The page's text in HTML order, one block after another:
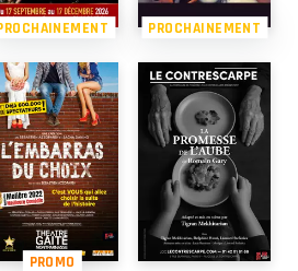
PROCHAINEMENT
PROMO